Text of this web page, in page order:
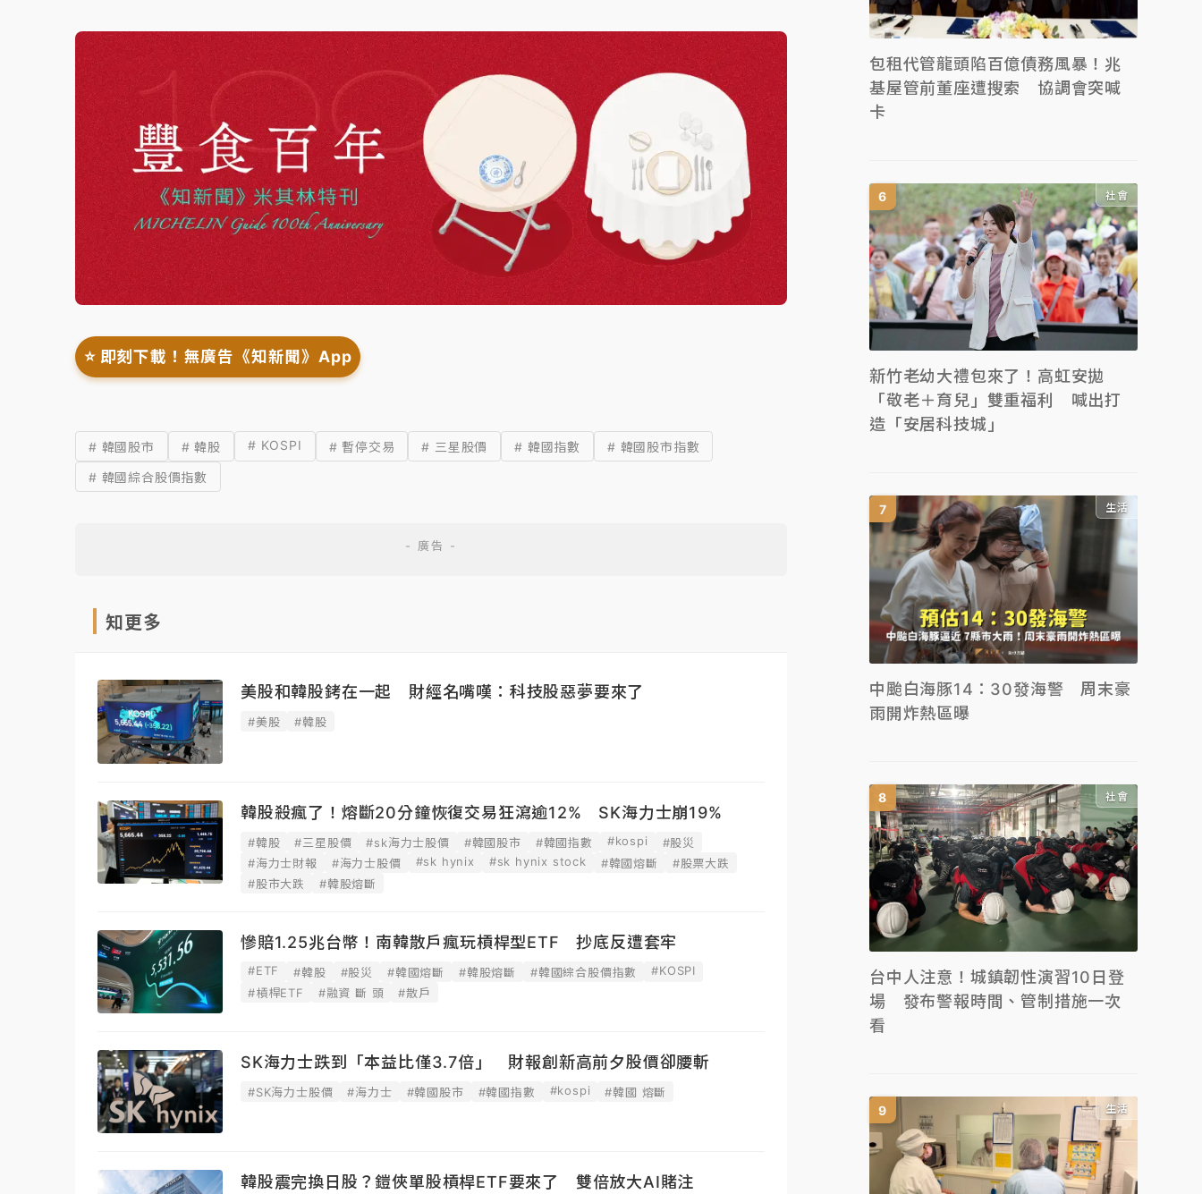
⭐️ 即刻下載！無廣告《知新聞》App
# 韓國股市 # 韓股 # KOSPI # 暫停交易 # 三星股價 # 韓國指數
# 韓國股市指數
# 韓國綜合股價指數
知更多
美股和韓股銬在一起 財經名嘴嘆：科技股惡夢要來了
#美股 #韓股
韓股殺瘋了！熔斷20分鐘恢復交易狂瀉逾12% SK海力士崩19%
#韓股 #三星股價 #sk海力士股價 #韓國股市 #韓國指數 #kospi
#股災
#海力士財報
#海力士股價 #sk hynix #sk hynix stock #韓國熔斷
#股票大跌
#股市大跌
#韓股熔斷
慘賠1.25兆台幣！南韓散戶瘋玩槓桿型ETF 抄底反遭套牢
#ETF #韓股 #股災 #韓國熔斷 #韓股熔斷 #韓國綜合股價指數
#KOSPI
#槓桿ETF
#融資 斷 頭 #散戶
SK海力士跌到「本益比僅3.7倍」 財報創新高前夕股價卻腰斬
#SK海力士股價 #海力士 #韓國股市 #韓國指數 #kospi #韓國 熔斷
韓股震完換日股？鎧俠單股槓桿ETF要來了 雙倍放大AI賭注
包租代管龍頭陷百億債務風暴！兆
基屋管前董座遭搜索 協調會突喊
卡
社會
新竹老幼大禮包來了！高虹安拋
「敬老＋育兒」雙重福利 喊出打
造「安居科技城」
生活
中颱白海豚14：30發海警 周末豪
雨開炸熱區曝
社會
台中人注意！城鎮韌性演習10日登
場 發布警報時間、管制措施一次
看
生活